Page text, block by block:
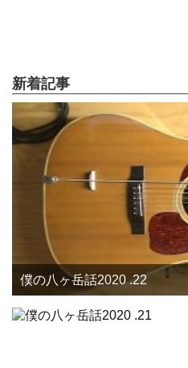
新着記事
僕の八ヶ岳話2020 .22